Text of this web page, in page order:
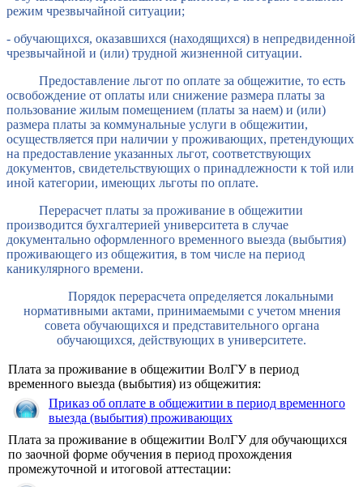
режим чрезвычайной ситуации;
- обучающихся, оказавшихся (находящихся) в непредвиденной
чрезвычайной и (или) трудной жизненной ситуации.
Предоставление льгот по оплате за общежитие, то есть
освобождение от оплаты или снижение размера платы за
пользование жилым помещением (платы за наем) и (или)
размера платы за коммунальные услуги в общежитии,
осуществляется при наличии у проживающих, претендующих
на предоставление указанных льгот, соответствующих
документов, свидетельствующих о принадлежности к той или
иной категории, имеющих льготы по оплате.
Перерасчет платы за проживание в общежитии
производится бухгалтерией университета в случае
документально оформленного временного выезда (выбытия)
проживающего из общежития, в том числе на период
каникулярного времени.
Порядок перерасчета определяется локальными
нормативными актами, принимаемыми с учетом мнения
совета обучающихся и представительного органа
обучающихся, действующих в университете.
Плата за проживание в общежитии ВолГУ в период
временного выезда (выбытия) из общежития:
Приказ об оплате в общежитии в период временного
выезда (выбытия) проживающих
Плата за проживание в общежитии ВолГУ для обучающихся
по заочной форме обучения в период прохождения
промежуточной и итоговой аттестации: